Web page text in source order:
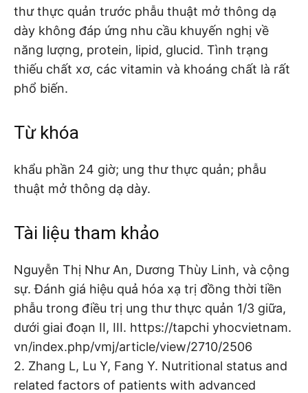
thư thực quản trước phẫu thuật mở thông dạ
dày không đáp ứng nhu cầu khuyến nghị về
năng lượng, protein, lipid, glucid. Tình trạng
thiếu chất xơ, các vitamin và khoáng chất là rất
phổ biến.
Từ khóa
khẩu phần 24 giờ; ung thư thực quản; phẫu
thuật mở thông dạ dày.
Tài liệu tham khảo
Nguyễn Thị Như An, Dương Thùy Linh, và cộng
sự. Đánh giá hiệu quả hóa xạ trị đồng thời tiền
phẫu trong điều trị ung thư thực quản 1/3 giữa,
dưới giai đoạn II, III. https://tapchi yhocvietnam.
vn/index.php/vmj/article/view/2710/2506
2. Zhang L, Lu Y, Fang Y. Nutritional status and
related factors of patients with advanced